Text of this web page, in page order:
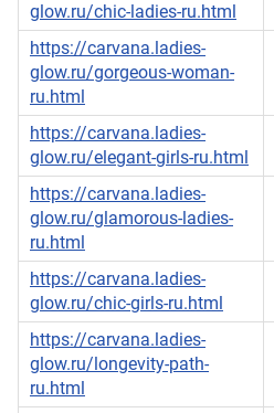
glow.ru/chic-ladies-ru.html
https://carvana.ladies-
glow.ru/gorgeous-woman-
ru.html
https://carvana.ladies-
glow.ru/elegant-girls-ru.html
https://carvana.ladies-
glow.ru/glamorous-ladies-
ru.html
https://carvana.ladies-
glow.ru/chic-girls-ru.html
https://carvana.ladies-
glow.ru/longevity-path-
ru.html